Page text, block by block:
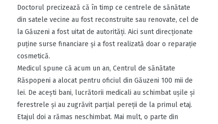
Doctorul precizează că în timp ce centrele de sănătate
din satele vecine au fost reconstruite sau renovate, cel de
la Găuzeni a fost uitat de autorităţi. Aici sunt direcţionate
puţine surse financiare şi a fost realizată doar o reparaţie
cosmetică.
Medicul spune că acum un an, Centrul de sănătate
Răspopeni a alocat pentru oficiul din Găuzeni 100 mii de
lei. De aceşti bani, lucrătorii medicali au schimbat uşile şi
ferestrele şi au zugrăvit parţial pereţii de la primul etaj.
Etajul doi a rămas neschimbat. Mai mult, o parte din